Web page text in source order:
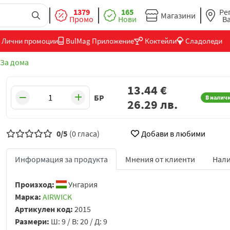
1379
Промо
165
Нови Магазини
Лични промоции BulMag Приложение Коктейли Сладоледи
За дома
БР В
13.44€
26.29лв.
0/5 (0 гласа) Добави в любими
Информация за продукта Мнения от клиенти
Произход:
Унгария
Марка: AIRWICK
Артикулен код: 2015
Размери: Ш: 9 / В: 20 / Д: 9